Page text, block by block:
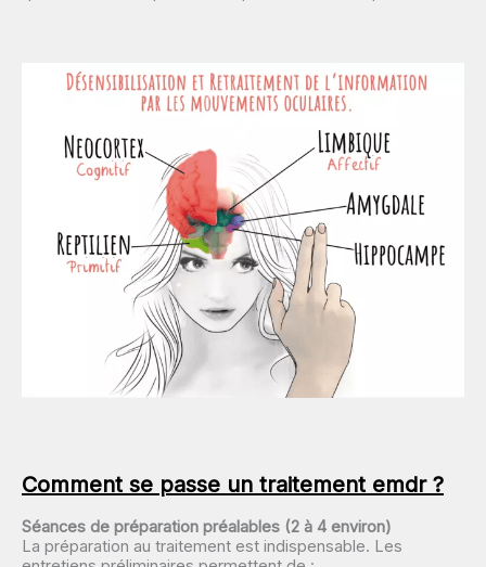
Comment se passe un traitement emdr ?
Séances de préparation préalables (2 à 4 environ)
La préparation au traitement est indispensable. Les